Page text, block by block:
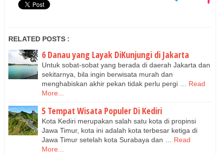
RELATED POSTS :
6 Danau yang Layak DiKunjungi di Jakarta
Untuk sobat-sobat yang berada di daerah Jakarta dan
sekitarnya, bila ingin berwisata murah dan
menghabiskan akhir pekan tidak perlu pergi …
Read
More...
5 Tempat Wisata Populer Di Kediri
Kota Kediri merupakan salah satu kota di propinsi
Jawa Timur, kota ini adalah kota terbesar ketiga di
Jawa Timur setelah kota Surabaya dan … Read
More...